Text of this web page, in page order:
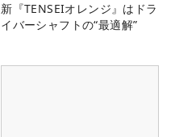
新『TENSEIオレンジ』はドラ
イバーシャフトの“最適解”